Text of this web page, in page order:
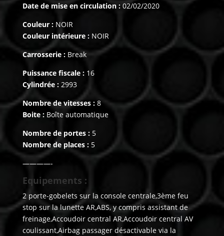
Date de mise en circulation :02/02/2020
Couleur :NOIR
Couleur intérieure : NOIR
Carrosserie :Break
Puissance fiscale :16
Cylindrée :2993
Nombre de vitesses :8
Boite :Boîte automatique
Nombre de portes : 5
Nombre de places :5
————-
Equipements :
2 porte-gobelets sur la console centrale,3ème feu
stop sur la lunette AR,ABS, y compris assistant de
freinage,Accoudoir central AR,Accoudoir central AV
coulissant,Airbag passager désactivable via la